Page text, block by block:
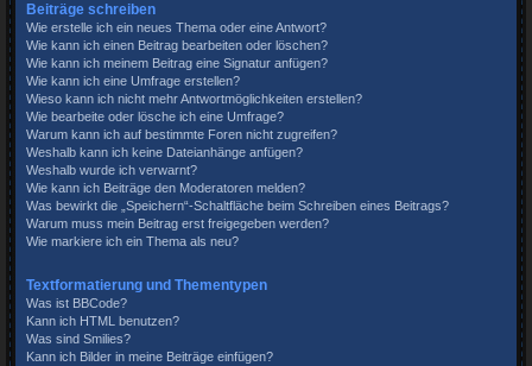
Beiträge schreiben
Wie erstelle ich ein neues Thema oder eine Antwort?
Wie kann ich einen Beitrag bearbeiten oder löschen?
Wie kann ich meinem Beitrag eine Signatur anfügen?
Wie kann ich eine Umfrage erstellen?
Wieso kann ich nicht mehr Antwortmöglichkeiten erstellen?
Wie bearbeite oder lösche ich eine Umfrage?
Warum kann ich auf bestimmte Foren nicht zugreifen?
Weshalb kann ich keine Dateianhänge anfügen?
Weshalb wurde ich verwarnt?
Wie kann ich Beiträge den Moderatoren melden?
Was bewirkt die „Speichern“-Schaltfläche beim Schreiben eines Beitrags?
Warum muss mein Beitrag erst freigegeben werden?
Wie markiere ich ein Thema als neu?
Textformatierung und Thementypen
Was ist BBCode?
Kann ich HTML benutzen?
Was sind Smilies?
Kann ich Bilder in meine Beiträge einfügen?